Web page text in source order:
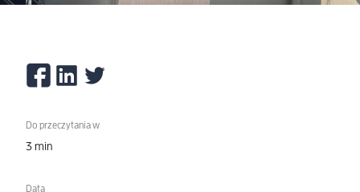
Do przeczytania w
3 min
Data